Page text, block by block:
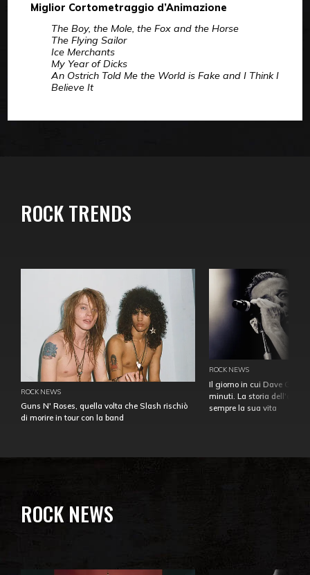
Miglior Cortometraggio d’Animazione
The Boy, the Mole, the Fox and the Horse
The Flying Sailor
Ice Merchants
My Year of Dicks
An Ostrich Told Me the World is Fake and I Think I
Believe It
ROCK TRENDS
ROCK NEWS
Guns N' Roses, quella volta che Slash rischiò
di morire in tour con la band
ROCK NEWS
Il giorno in cui Dave
minuti. La storia
sempre la sua vita
ROCK NEWS